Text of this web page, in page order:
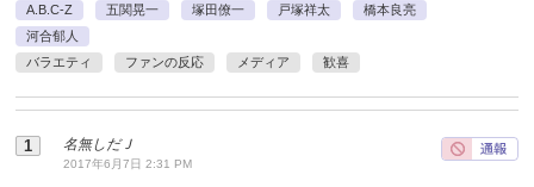
A.B.C-Z 五関晃一 塚田僚一 戸塚祥太
橋本良亮
河合郁人
バラエティ
ファンの反応 メディア 歓喜
名無しだＪ
2017年6月7日 2:31 PM